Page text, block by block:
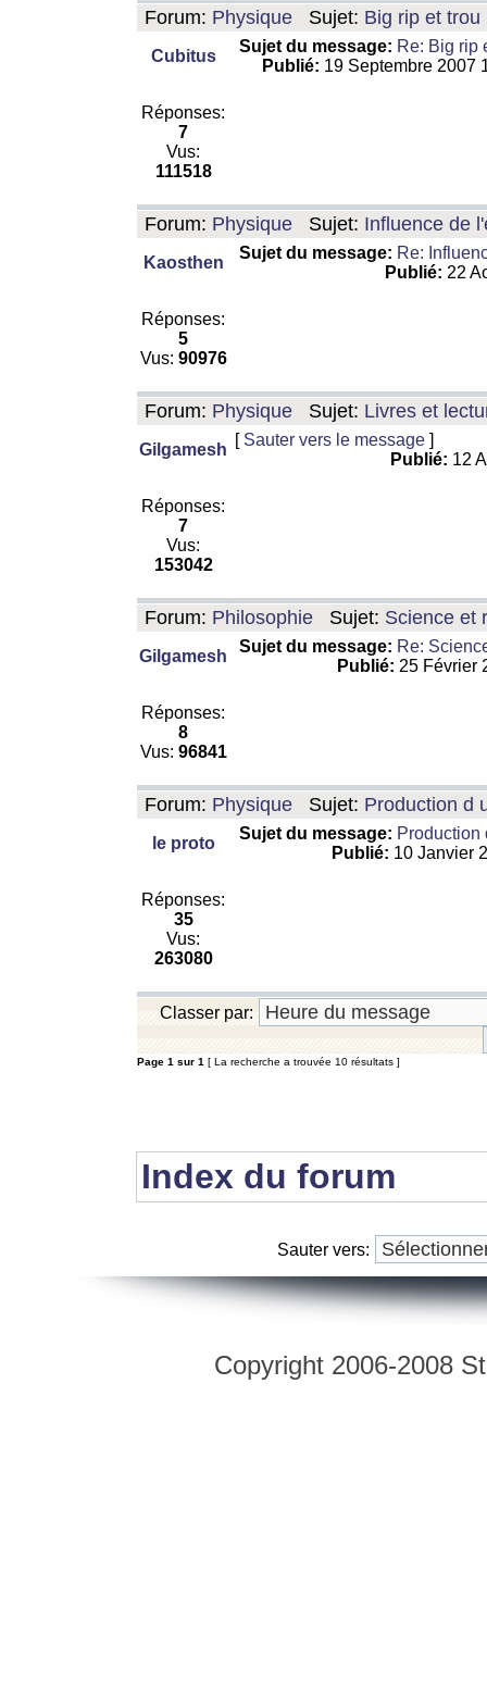
Forum: Physique Sujet: Big rip et trou
Cubitus
Sujet du message: Re: Big rip
Publié: 19 Septembre 2007
Réponses:
7
Vus:
111518
Forum: Physique Sujet: Influence de
Kaosthen
Sujet du message: Re:
Publié: 22
Réponses:
5
Vus: 90976
Forum: Physique Sujet: Livres et
Gilgamesh
[ Sauter vers le message ]
Publié: 12
Réponses:
7
Vus:
153042
Forum: Philosophie Sujet: Science et
Gilgamesh
Sujet du message: Re:
Publié: 25 Février
Réponses:
8
Vus: 96841
Forum: Physique Sujet: Production d
le proto
Sujet du message: Production
Publié: 10 Janvier
Réponses:
35
Vus:
263080
Classer par:
Page 1 sur 1 [ La recherche a trouvée 10 résultats ]
Index du forum
Sauter vers:
Copyright 2006-2008